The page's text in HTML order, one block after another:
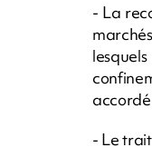
- La
- Le